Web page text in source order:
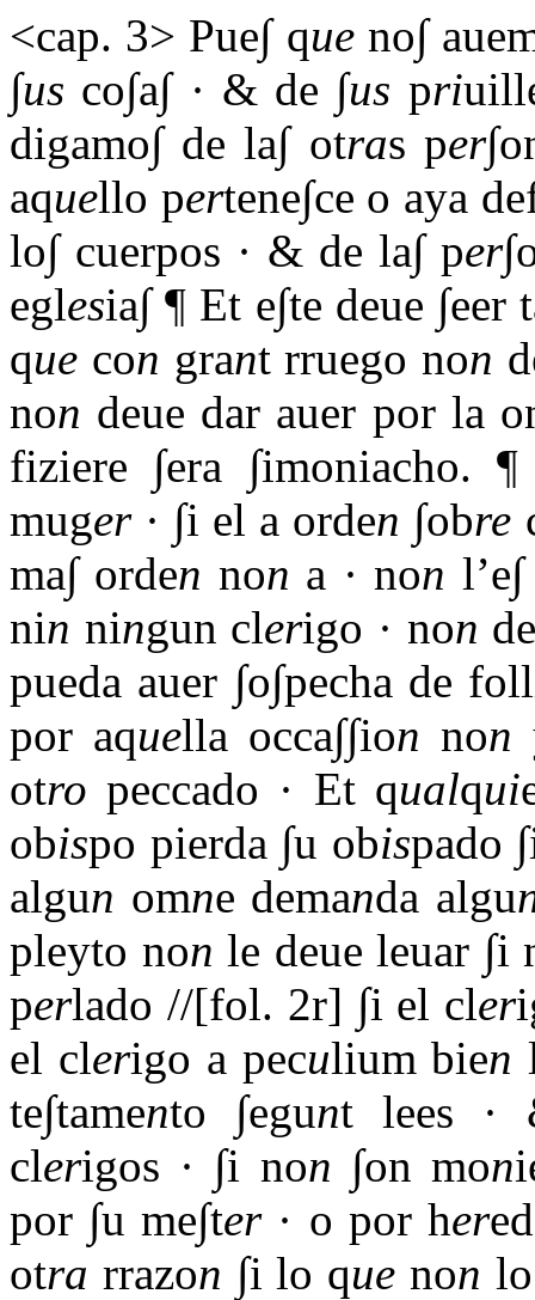
<cap. 3> Pue∫ queno∫
∫us co∫a∫ · & de ∫us pri
digamo∫ de la∫ otras per
aquello pertene∫ce o aya
lo∫ cuerpos · & de la∫ per
eglesia∫ ¶ Et e∫te deue ∫eer
que con grant rruego non
non deue dar auer por la
fiziere ∫era ∫imoniacho.
muger· ∫i el a orden ∫obre
ma∫ orden non a · non
nin ningun clerigo · non
pueda auer ∫o∫pecha de
por aquella occa∫∫ion non
otro peccado · Et qualqui
obispo pierda ∫u obispado
algun omne demanda algu
pleyto non le deue leuar ∫i
perlado //[fol. 2r] ∫i el cler
el clerigo a peculium bien
te∫tamento ∫egunt lees ·
clerigos · ∫i non ∫on mon
por ∫u me∫ter· o por her
otra rrazon ∫i lo que non